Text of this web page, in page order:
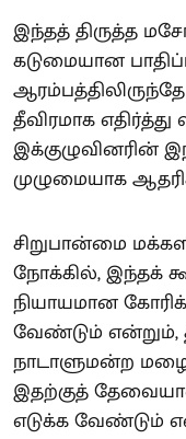
இந்தத் திருத்த
கடுமையான
தீவிரமாக
இக்குழுவினரின்
முழுமையாக
சிறுபான்மை
நோக்கில், இந்தக்
நியாயமான
வேண்டும் என்றும்,
நாடாளுமன்ற
இதற்குத்
எடுக்க வேண்டும்